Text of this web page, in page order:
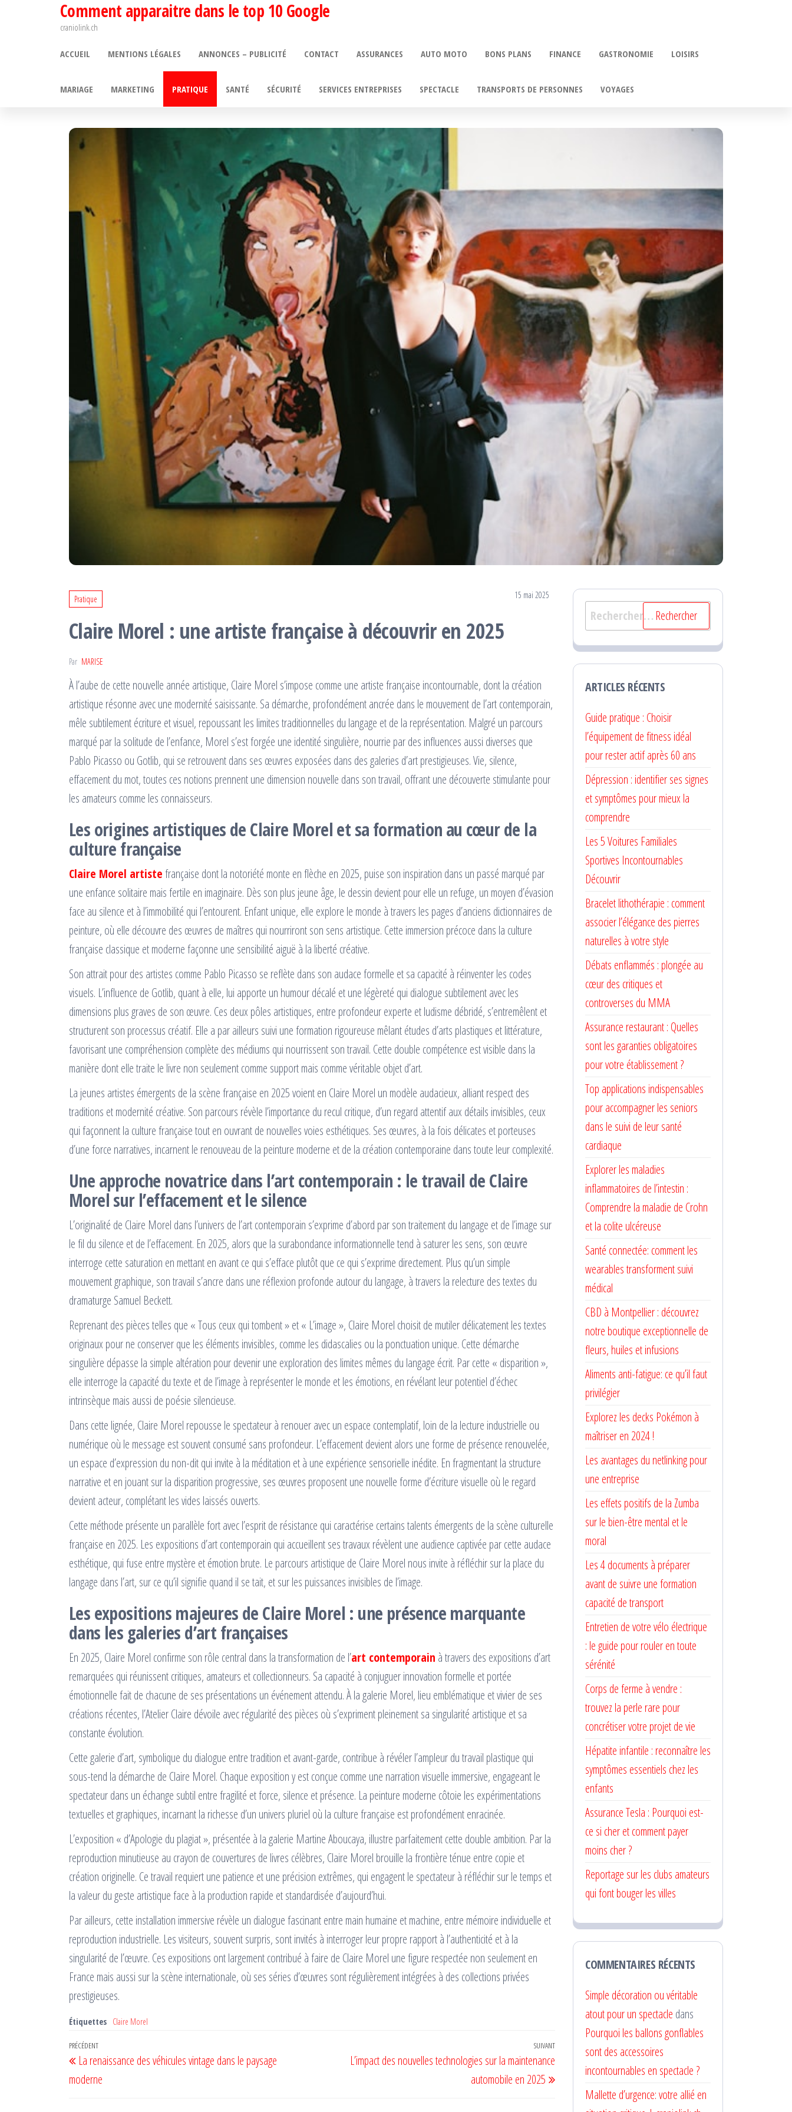
Comment apparaitre dans le top 10 Google
craniolink.ch
ACCUEIL MENTIONS LÉGALES ANNONCES – PUBLICITÉ CONTACT ASSURANCES AUTO MOTO BONS PLANS FINANCE GASTRONOMIE LOISIRS
MARIAGE MARKETING PRATIQUE SANTÉ SÉCURITÉ SERVICES ENTREPRISES SPECTACLE TRANSPORTS DE PERSONNES VOYAGES
Pratique 15 mai 2025
Claire Morel : une artiste française à découvrir en 2025
Par MARISE
À l’aube de cette nouvelle année artistique, Claire Morel s’impose comme une artiste française incontournable, dont la création
artistique résonne avec une modernité saisissante. Sa démarche, profondément ancrée dans le mouvement de l’art contemporain,
mêle subtilement écriture et visuel, repoussant les limites traditionnelles du langage et de la représentation. Malgré un parcours
marqué par la solitude de l’enfance, Morel s’est forgée une identité singulière, nourrie par des influences aussi diverses que
Pablo Picasso ou Gotlib, qui se retrouvent dans ses œuvres exposées dans des galeries d’art prestigieuses. Vie, silence,
effacement du mot, toutes ces notions prennent une dimension nouvelle dans son travail, offrant une découverte stimulante pour
les amateurs comme les connaisseurs.
Les origines artistiques de Claire Morel et sa formation au cœur de la
culture française
Claire Morel artistefrançaise dont la notoriété monte en flèche en 2025, puise son inspiration dans un passé marqué par
une enfance solitaire mais fertile en imaginaire. Dès son plus jeune âge, le dessin devient pour elle un refuge, un moyen d’évasion
face au silence et à l’immobilité qui l’entourent. Enfant unique, elle explore le monde à travers les pages d’anciens dictionnaires de
peinture, où elle découvre des œuvres de maîtres qui nourriront son sens artistique. Cette immersion précoce dans la culture
française classique et moderne façonne une sensibilité aiguë à la liberté créative.
Son attrait pour des artistes comme Pablo Picasso se reflète dans son audace formelle et sa capacité à réinventer les codes
visuels. L’influence de Gotlib, quant à elle, lui apporte un humour décalé et une légèreté qui dialogue subtilement avec les
dimensions plus graves de son œuvre. Ces deux pôles artistiques, entre profondeur experte et ludisme débridé, s’entremêlent et
structurent son processus créatif. Elle a par ailleurs suivi une formation rigoureuse mêlant études d’arts plastiques et littérature,
favorisant une compréhension complète des médiums qui nourrissent son travail. Cette double compétence est visible dans la
manière dont elle traite le livre non seulement comme support mais comme véritable objet d’art.
La jeunes artistes émergents de la scène française en 2025 voient en Claire Morel un modèle audacieux, alliant respect des
traditions et modernité créative. Son parcours révèle l’importance du recul critique, d’un regard attentif aux détails invisibles, ceux
qui façonnent la culture française tout en ouvrant de nouvelles voies esthétiques. Ses œuvres, à la fois délicates et porteuses
d’une force narratives, incarnent le renouveau de la peinture moderne et de la création contemporaine dans toute leur complexité.
Une approche novatrice dans l’art contemporain : le travail de Claire
Morel sur l’effacement et le silence
L’originalité de Claire Morel dans l’univers de l’art contemporain s’exprime d’abord par son traitement du langage et de l’image sur
le fil du silence et de l’effacement. En 2025, alors que la surabondance informationnelle tend à saturer les sens, son œuvre
interroge cette saturation en mettant en avant ce qui s’efface plutôt que ce qui s’exprime directement. Plus qu’un simple
mouvement graphique, son travail s’ancre dans une réflexion profonde autour du langage, à travers la relecture des textes du
dramaturge Samuel Beckett.
Reprenant des pièces telles que « Tous ceux qui tombent » et « L’image », Claire Morel choisit de mutiler délicatement les textes
originaux pour ne conserver que les éléments invisibles, comme les didascalies ou la ponctuation unique. Cette démarche
singulière dépasse la simple altération pour devenir une exploration des limites mêmes du langage écrit. Par cette « disparition »,
elle interroge la capacité du texte et de l’image à représenter le monde et les émotions, en révélant leur potentiel d’échec
intrinsèque mais aussi de poésie silencieuse.
Dans cette lignée, Claire Morel repousse le spectateur à renouer avec un espace contemplatif, loin de la lecture industrielle ou
numérique où le message est souvent consumé sans profondeur. L’effacement devient alors une forme de présence renouvelée,
un espace d’expression du non-dit qui invite à la méditation et à une expérience sensorielle inédite. En fragmentant la structure
narrative et en jouant sur la disparition progressive, ses œuvres proposent une nouvelle forme d’écriture visuelle où le regard
devient acteur, complétant les vides laissés ouverts.
Cette méthode présente un parallèle fort avec l’esprit de résistance qui caractérise certains talents émergents de la scène culturelle
française en 2025. Les expositions d’art contemporain qui accueillent ses travaux révèlent une audience captivée par cette audace
esthétique, qui fuse entre mystère et émotion brute. Le parcours artistique de Claire Morel nous invite à réfléchir sur la place du
langage dans l’art, sur ce qu’il signifie quand il se tait, et sur les puissances invisibles de l’image.
Les expositions majeures de Claire Morel : une présence marquante
dans les galeries d’art françaises
En 2025, Claire Morel confirme son rôle central dans la transformation de l’art contemporain à travers des expositions d’art
remarquées qui réunissent critiques, amateurs et collectionneurs. Sa capacité à conjuguer innovation formelle et portée
émotionnelle fait de chacune de ses présentations un événement attendu. À la galerie Morel, lieu emblématique et vivier de ses
créations récentes, l’Atelier Claire dévoile avec régularité des pièces où s’expriment pleinement sa singularité artistique et sa
constante évolution.
Cette galerie d’art, symbolique du dialogue entre tradition et avant-garde, contribue à révéler l’ampleur du travail plastique qui
sous-tend la démarche de Claire Morel. Chaque exposition y est conçue comme une narration visuelle immersive, engageant le
spectateur dans un échange subtil entre fragilité et force, silence et présence. La peinture moderne côtoie les expérimentations
textuelles et graphiques, incarnant la richesse d’un univers pluriel où la culture française est profondément enracinée.
L’exposition « d’Apologie du plagiat », présentée à la galerie Martine Aboucaya, illustre parfaitement cette double ambition. Par la
reproduction minutieuse au crayon de couvertures de livres célèbres, Claire Morel brouille la frontière ténue entre copie et
création originelle. Ce travail requiert une patience et une précision extrêmes, qui engagent le spectateur à réfléchir sur le temps et
la valeur du geste artistique face à la production rapide et standardisée d’aujourd’hui.
Par ailleurs, cette installation immersive révèle un dialogue fascinant entre main humaine et machine, entre mémoire individuelle et
reproduction industrielle. Les visiteurs, souvent surpris, sont invités à interroger leur propre rapport à l’authenticité et à la
singularité de l’œuvre. Ces expositions ont largement contribué à faire de Claire Morel une figure respectée non seulement en
France mais aussi sur la scène internationale, où ses séries d’œuvres sont régulièrement intégrées à des collections privées
prestigieuses.
Étiquettes Claire Morel
Navigation
de
l’article
Article
précédent
PRÉCÉDENT
La renaissance des véhicules vintage dans le paysage
moderne
Article
SUIVANT
L’impact des nouvelles technologies sur la maintenance
automobile en 2025
Rechercher :
ARTICLES RÉCENTS
Guide pratique : Choisir
l’équipement de fitness idéal
pour rester actif après 60 ans
Dépression : identifier ses signes
et symptômes pour mieux la
comprendre
Les 5 Voitures Familiales
Sportives Incontournables
Découvrir
Bracelet lithothérapie : comment
associer l’élégance des pierres
naturelles à votre style
Débats enflammés : plongée au
cœur des critiques et
controverses du MMA
Assurance restaurant : Quelles
sont les garanties obligatoires
pour votre établissement ?
Top applications indispensables
pour accompagner les seniors
dans le suivi de leur santé
cardiaque
Explorer les maladies
inflammatoires de l’intestin :
Comprendre la maladie de Crohn
et la colite ulcéreuse
Santé connectée: comment les
wearables transforment suivi
médical
CBD à Montpellier : découvrez
notre boutique exceptionnelle de
fleurs, huiles et infusions
Aliments anti-fatigue: ce qu’il faut
privilégier
Explorez les decks Pokémon à
maîtriser en 2024 !
Les avantages du netlinking pour
une entreprise
Les effets positifs de la Zumba
sur le bien-être mental et le
moral
Les 4 documents à préparer
avant de suivre une formation
capacité de transport
Entretien de votre vélo électrique
: le guide pour rouler en toute
sérénité
Corps de ferme à vendre :
trouvez la perle rare pour
concrétiser votre projet de vie
Hépatite infantile : reconnaître les
symptômes essentiels chez les
enfants
Assurance Tesla : Pourquoi est-
ce si cher et comment payer
moins cher ?
Reportage sur les clubs amateurs
qui font bouger les villes
COMMENTAIRES RÉCENTS
Simple décoration ou véritable
atout pour un spectacle dans
Pourquoi les ballons gonflables
sont des accessoires
incontournables en spectacle ?
Mallette d’urgence: votre allié en